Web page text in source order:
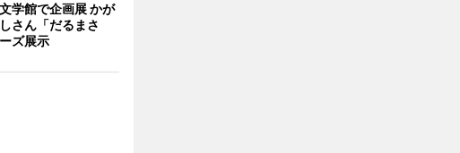
学館で企画展 かが
さん「だるまさ
ズ展示